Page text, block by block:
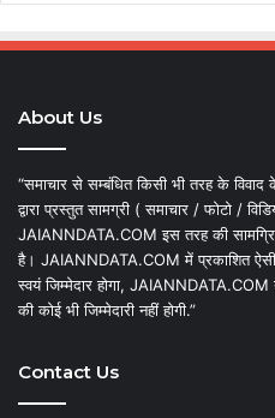
About Us
“समाचार से सम्बंधित किसी भी तरह के
द्वारा प्रस्तुत सामग्री ( समाचार / फोटो /
JAIANNDATA.COM इस तरह की
है। JAIANNDATA.COM में प्रकाशित ऐसी
स्वयं जिम्मेदार होगा,
की कोई भी जिम्मेदारी नहीं होगी.”
Contact Us